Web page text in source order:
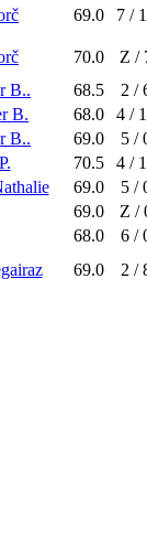
69.0 7 /
70.0
Z /
B.. 68.5
2 /
B. 68.0
4 /
B.. 69.0
5 /
70.5
4 /
69.0
5 /
69.0
Z /
68.0
6 /
69.0 2 /